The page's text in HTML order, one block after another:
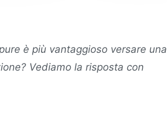
è più vantaggioso versare una
Vediamo la risposta con